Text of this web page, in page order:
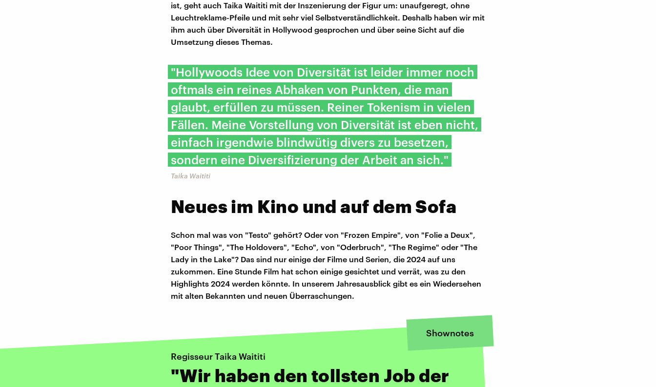
ist, geht auch Taika Waititi mit der Inszenierung der Figur um: unaufgeregt, ohne
Leuchtreklame-Pfeile und mit sehr viel Selbstverständlichkeit. Deshalb haben wir mit
ihm auch über Diversität in Hollywood gesprochen und über seine Sicht auf die
Umsetzung dieses Themas.
"Hollywoods Idee von Diversität ist leider immer noch
oftmals ein reines Abhaken von Punkten, die man
glaubt, erfüllen zu müssen. Reiner Tokenism in vielen
Fällen. Meine Vorstellung von Diversität ist eben nicht,
einfach irgendwie blindwütig divers zu besetzen,
sondern eine Diversifizierung der Arbeit an sich."
Taika Waititi
Neues im Kino und auf dem Sofa
Schon mal was von "Testo" gehört? Oder von "Frozen Empire", von "Folie a Deux",
"Poor Things", "The Holdovers", "Echo", von "Oderbruch", "The Regime" oder "The
Lady in the Lake"? Das sind nur einige der Filme und Serien, die 2024 auf uns
zukommen. Eine Stunde Film hat schon einige gesichtet und verrät, was zu den
Highlights 2024 werden könnte. In unserem Jahresausblick gibt es ein Wiedersehen
mit alten Bekannten und neuen Überraschungen.
Shownotes
Regisseur Taika Waititi
"Wir haben den tollsten Job der